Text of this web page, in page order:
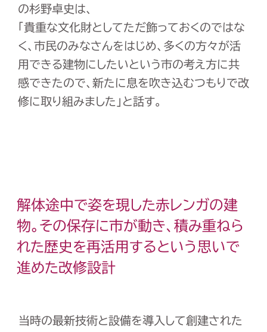
の杉野卓史は、
「貴重な文化財としてただ飾っておくのではな
く、市民のみなさんをはじめ、多くの方々が活
用できる建物にしたいという市の考え方に共
感できたので、新たに息を吹き込むつもりで改
修に取り組みました」と話す。
解体途中で姿を現した赤レンガの建
物。その保存に市が動き、積み重ねら
れた歴史を再活用するという思いで
進めた改修設計
当時の最新技術と設備を導入して創建された